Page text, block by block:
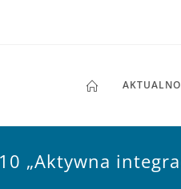
„Aktywna